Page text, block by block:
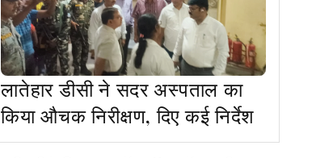
लातेहार डीसी ने सदर अस्‍पताल का
किया औचक निरीक्षण, दिए कई निर्देश